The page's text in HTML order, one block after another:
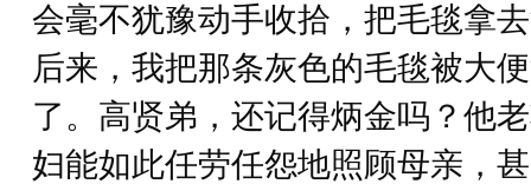
会毫不犹豫动手收拾，把毛毯拿
后来，我把那条灰色的毛毯被大
了。高贤弟，还记得炳金吗？他
妇能如此任劳任怨地照顾母亲，